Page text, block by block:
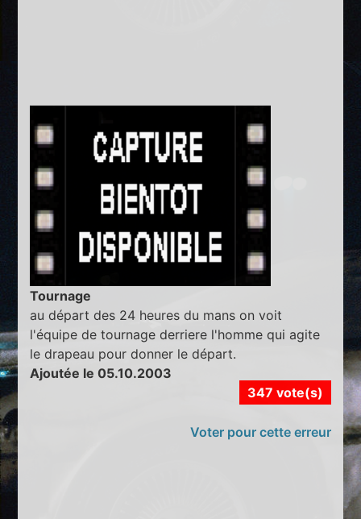
Tournage
au départ des 24 heures du mans on voit
l'équipe de tournage derriere l'homme qui agite
le drapeau pour donner le départ.
Ajoutée le 05.10.2003
347 vote(s)
Voter pour cette erreur